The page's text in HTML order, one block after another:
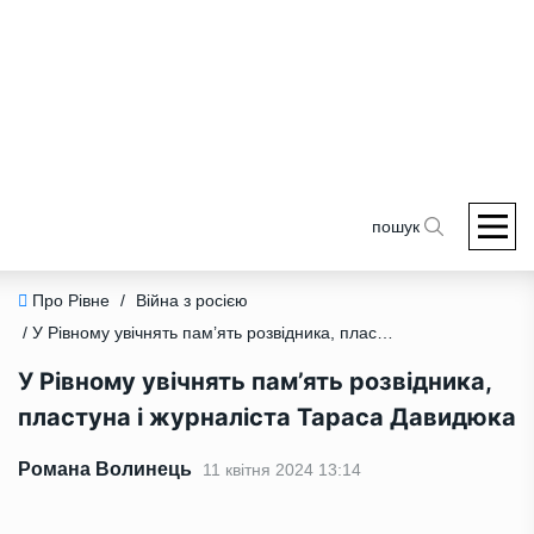
пошук
Про Рівне /
Війна з росією
/ У Рівному увічнять пам’ять розвідника, пластуна і журналіста Тараса Давидюка
У Рівному увічнять пам’ять розвідника,
пластуна і журналіста Тараса Давидюка
Романа Волинець 11 квітня 2024 13:14